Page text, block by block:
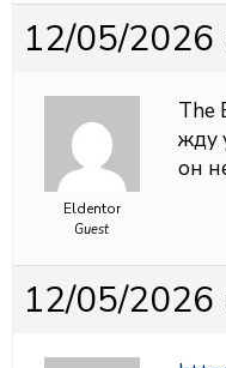
12/05/2026
Eldentor
Guest
The
жду
он
12/05/2026